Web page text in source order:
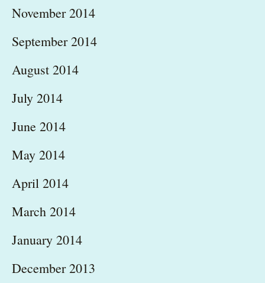
November 2014
September 2014
August 2014
July 2014
June 2014
May 2014
April 2014
March 2014
January 2014
December 2013